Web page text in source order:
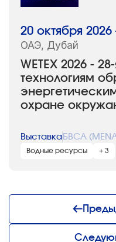
WETEX 2026 -
технологиям
охране
20 октября
ОАЭ, Дубай
Выставка БВСА
Водные ресурсы + 3